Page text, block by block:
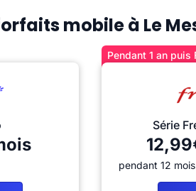
mobile à Le
Pendant 1 an puis
Série
pendant 12